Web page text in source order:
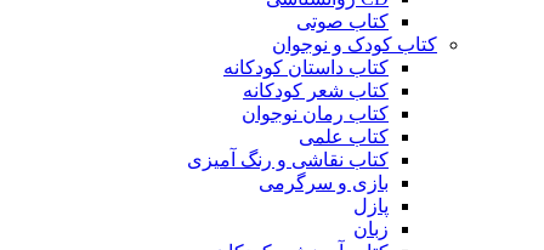
کتاب صوتی
کتاب کودک و نوجوان
کتاب داستان کودکانه
کتاب شعر کودکانه
کتاب رمان نوجوان
کتاب علمی
کتاب نقاشی و رنگ آمیزی
بازی و سرگرمی
پازل
زبان